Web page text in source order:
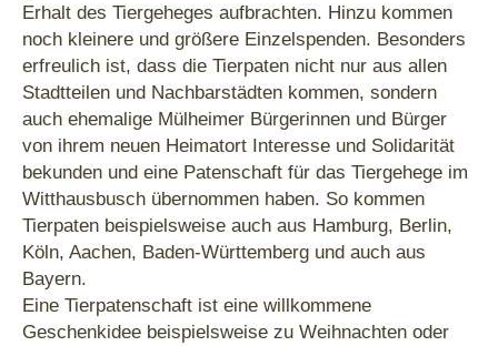
Erhalt des Tiergeheges aufbrachten. Hinzu kommen
noch kleinere und größere Einzelspenden. Besonders
erfreulich ist, dass die Tierpaten nicht nur aus allen
Stadtteilen und Nachbarstädten kommen, sondern
auch ehemalige Mülheimer Bürgerinnen und Bürger
von ihrem neuen Heimatort Interesse und Solidarität
bekunden und eine Patenschaft für das Tiergehege im
Witthausbusch übernommen haben. So kommen
Tierpaten beispielsweise auch aus Hamburg, Berlin,
Köln, Aachen, Baden-Württemberg und auch aus
Bayern.
Eine Tierpatenschaft ist eine willkommene
Geschenkidee beispielsweise zu Weihnachten oder